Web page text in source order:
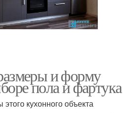
и форму
пола и фартука
кухонного объекта